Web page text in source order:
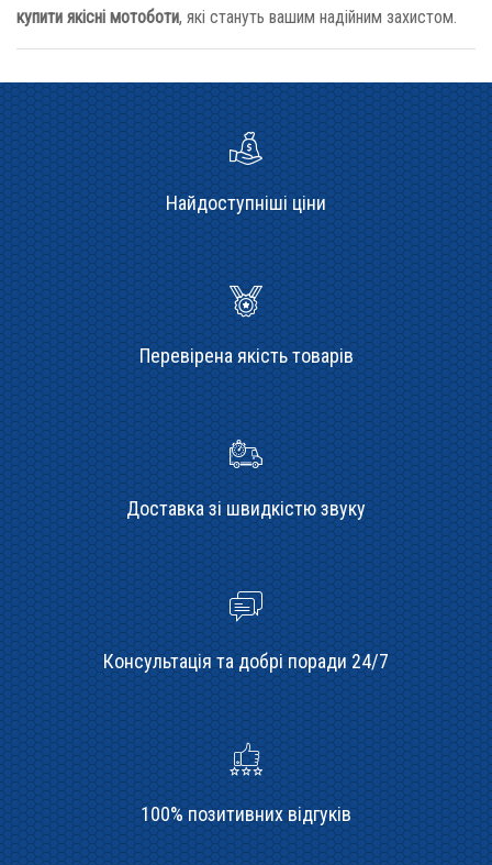
купити якісні мотоботи, які стануть вашим надійним захистом.
Найдоступніші ціни
Перевірена якість товарів
Доставка зі швидкістю звуку
Консультація та добрі поради 24/7
100% позитивних відгуків